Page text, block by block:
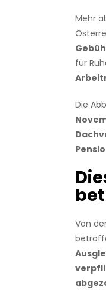
Mehr
für
Die
Von